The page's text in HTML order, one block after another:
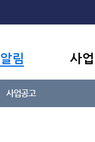
알림 사업
사업공고